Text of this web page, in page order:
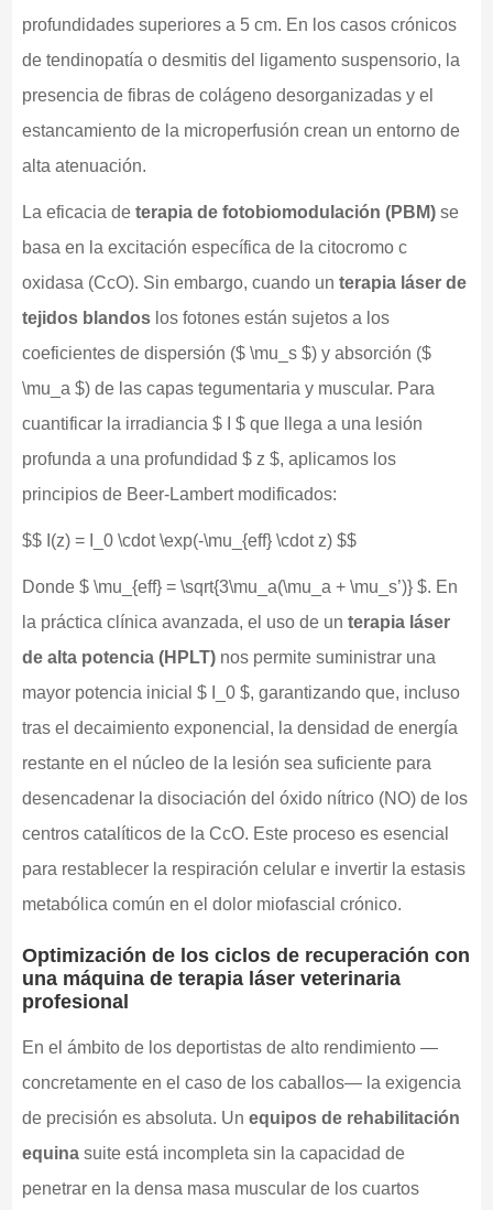
profundidades superiores a 5 cm. En los casos crónicos
de tendinopatía o desmitis del ligamento suspensorio, la
presencia de fibras de colágeno desorganizadas y el
estancamiento de la microperfusión crean un entorno de
alta atenuación.
La eficacia de terapia de fotobiomodulación (PBM)se
basa en la excitación específica de la citocromo c
oxidasa (CcO). Sin embargo, cuando un terapia láser de
tejidos blandoslos fotones están sujetos a los
coeficientes de dispersión ($ \mu_s $) y absorción ($
\mu_a $) de las capas tegumentaria y muscular. Para
cuantificar la irradiancia $ I $ que llega a una lesión
profunda a una profundidad $ z $, aplicamos los
principios de Beer-Lambert modificados:
$$ I(z) = I_0 \cdot \exp(-\mu_{eff} \cdot z) $$
Donde $ \mu_{eff} = \sqrt{3\mu_a(\mu_a + \mu_s’)} $. En
la práctica clínica avanzada, el uso de un terapia láser
de alta potencia (HPLT)nos permite suministrar una
mayor potencia inicial $ I_0 $, garantizando que, incluso
tras el decaimiento exponencial, la densidad de energía
restante en el núcleo de la lesión sea suficiente para
desencadenar la disociación del óxido nítrico (NO) de los
centros catalíticos de la CcO. Este proceso es esencial
para restablecer la respiración celular e invertir la estasis
metabólica común en el dolor miofascial crónico.
Optimización de los ciclos de recuperación con
una máquina de terapia láser veterinaria
profesional
En el ámbito de los deportistas de alto rendimiento —
concretamente en el caso de los caballos— la exigencia
de precisión es absoluta. Un equipos de rehabilitación
equinasuite está incompleta sin la capacidad de
penetrar en la densa masa muscular de los cuartos